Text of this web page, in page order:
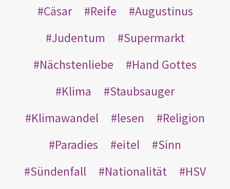
Cäsar
Reife
Augustinus
Judentum
Supermarkt
Nächstenliebe
Hand Gottes
Klima
Staubsauger
Klimawandel
lesen
Religion
Paradies
eitel
Sinn
Sündenfall
Nationalität
HSV